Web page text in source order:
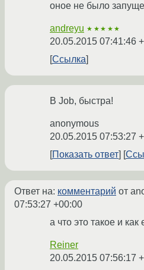
оное не было
andreyu ★★★★★
20.05.2015 07:41:46
Ссылка
В Job, быстра!
anonymous
20.05.2015 07:53:27
Показать ответ
Ответ на: комментарий от
07:53:27 +00:00
а что это такое и как
Reiner
20.05.2015 07:56:17